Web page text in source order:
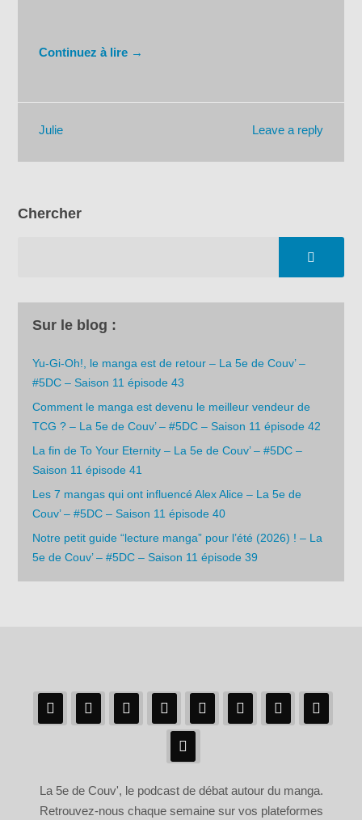
Continuez à lire →
Leave a reply
Julie
Chercher
Sur le blog :
Yu-Gi-Oh!, le manga est de retour – La 5e de Couv’ –
#5DC – Saison 11 épisode 43
Comment le manga est devenu le meilleur vendeur de
TCG ? – La 5e de Couv’ – #5DC – Saison 11 épisode 42
La fin de To Your Eternity – La 5e de Couv’ – #5DC –
Saison 11 épisode 41
Les 7 mangas qui ont influencé Alex Alice – La 5e de
Couv’ – #5DC – Saison 11 épisode 40
Notre petit guide “lecture manga” pour l’été (2026) ! – La
5e de Couv’ – #5DC – Saison 11 épisode 39
La 5e de Couv', le podcast de débat autour du manga.
Retrouvez-nous chaque semaine sur vos plateformes